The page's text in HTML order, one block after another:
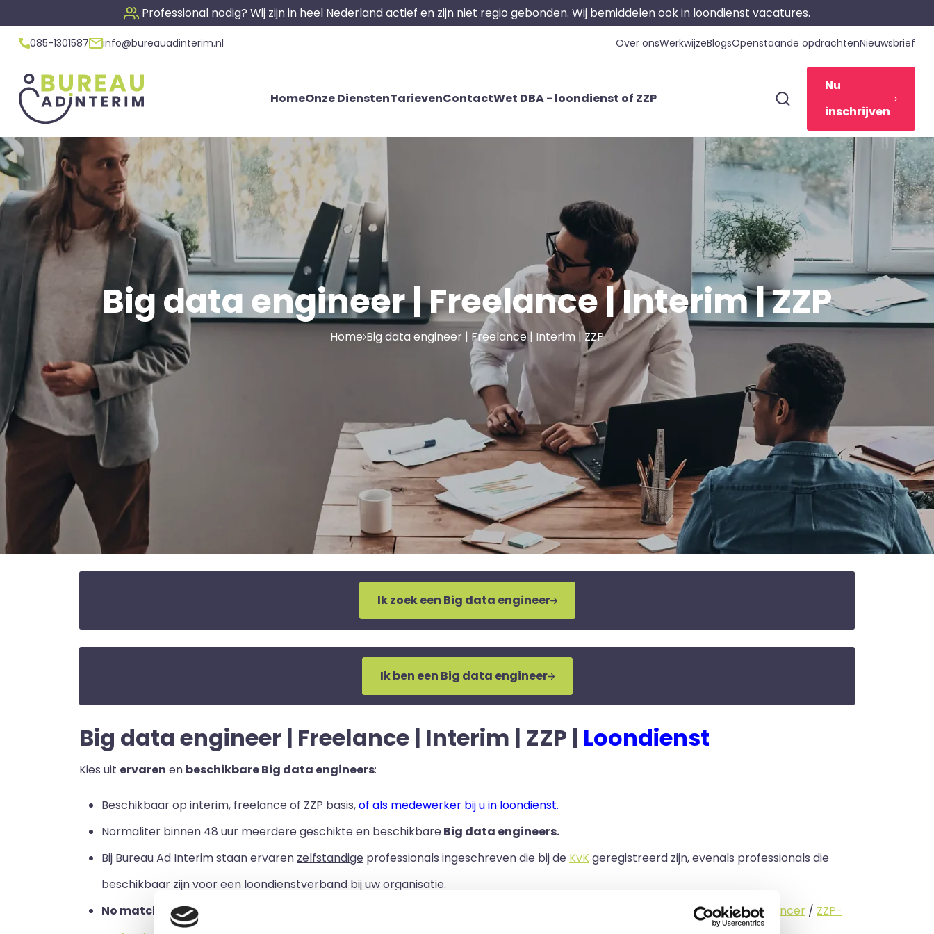
Professional nodig? Wij zijn in heel Nederland actief en zijn niet regio gebonden. Wij bemiddelen ook in loondienst vacatures.
085-1301587 info@bureauadinterim.nl Over onsWerkwijzeBlogsOpenstaande opdrachtenNieuwsbrief
HomeOnze DienstenTarievenContactWet DBA - loondienst of ZZP
Nu
inschrijven
Big data engineer | Freelance | Interim | ZZP
Home Big data engineer | Freelance | Interim | ZZP
Ik zoek een Big data engineer
Ik ben een Big data engineer
Big data engineer | Freelance | Interim | ZZP | Loondienst
Kies uit ervaren en beschikbare Big data engineers:
Beschikbaar op interim, freelance of ZZP basis,of als medewerker bij u in loondienst.
Normaliter binnen 48 uur meerdere geschikte en beschikbareBig data engineers.
Bij Bureau Ad Interim staan ervaren zelfstandige professionals ingeschreven die bij de KvKgeregistreerd zijn, evenals professionals die
beschikbaar zijn voor een loondienstverband bij uw organisatie.
No match no pay:
interimmer/freelancer / ZZP-